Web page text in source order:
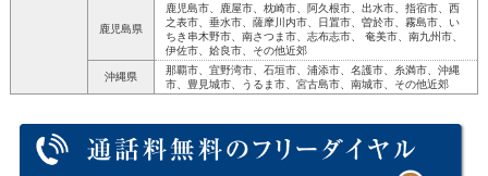
鹿児島県
鹿児島市、鹿屋市、枕崎市、阿久根市、出水市、指宿市、西
之表市、垂水市、薩摩川内市、日置市、曽於市、霧島市、い
ちき串木野市、南さつま市、志布志市、 奄美市、南九州市、
伊佐市、姶良市、その他近郊
沖縄県
那覇市、宜野湾市、石垣市、浦添市、名護市、糸満市、沖縄
市、豊見城市、うるま市、宮古島市、南城市、その他近郊